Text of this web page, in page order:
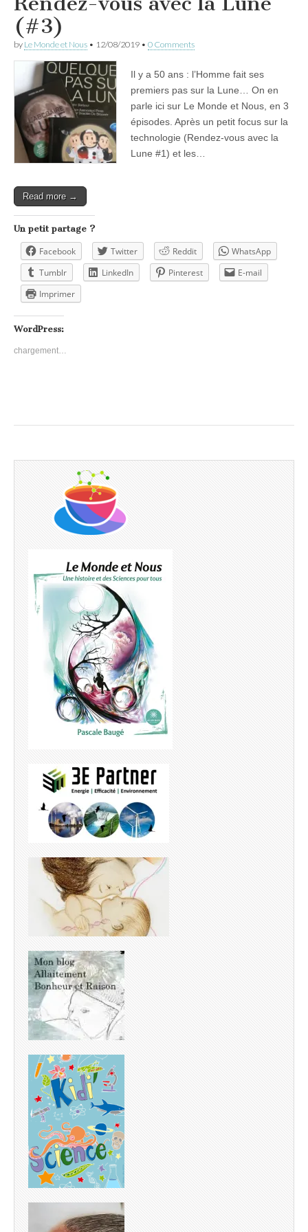
(#3)
by Le Monde et Nous • 12/08/2019 • 0 Comments
Il y a 50 ans : l’Homme fait ses
premiers pas sur la Lune… On en
parle ici sur Le Monde et Nous, en 3
épisodes. Après un petit focus sur la
technologie (Rendez-vous avec la
Lune #1) et les…
Read more →
Un petit partage ?
Facebook Twitter Reddit
WhatsApp
Tumblr
LinkedIn Pinterest
E-mail
Imprimer
WordPress:
chargement…